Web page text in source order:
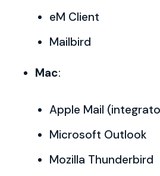
eM Client
Mailbird
Mac:
Apple Mail
Microsoft Outlook
Mozilla Thunderbird